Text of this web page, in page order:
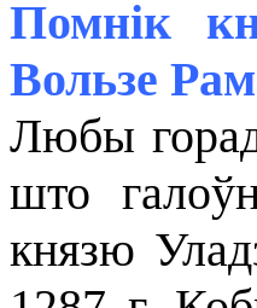
Помнік
Вользе
Любы горад
што
князю